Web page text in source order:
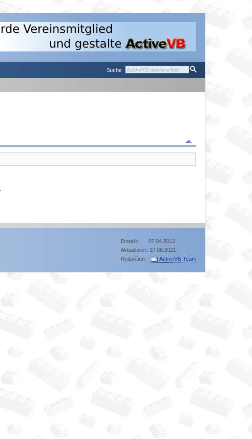
Suche
Erstellt: 07.04.2012
Aktualisiert: 27.08.2021
Redaktion:
ActiveVB-Team